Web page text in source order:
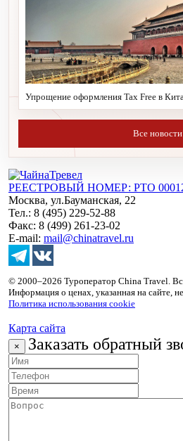
Упрощение оформления Tax Free в
Все новости
РЕЕСТРОВЫЙ НОМЕР: РТО
Москва, ул.Бауманская, 22
Тел.: 8 (495) 229-52-88
Факс: 8 (499) 261-23-02
E-mail: mail@chinatravel.ru
© 2000–2026 Туроператор China Travel.
Информация о ценах, указанная на сайте,
Политика использования cookie
Карта сайта
× Заказать обратный